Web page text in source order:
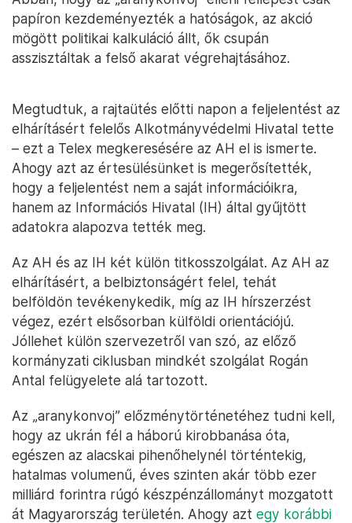
papíron kezdeményezték a hatóságok, az akció
mögött politikai kalkuláció állt, ők csupán
asszisztáltak a felső akarat végrehajtásához.
Megtudtuk, a rajtaütés előtti napon a feljelentést az
elhárításért felelős Alkotmányvédelmi Hivatal tette
– ezt a Telex megkeresésére az AH el is ismerte.
Ahogy azt az értesülésünket is megerősítették,
hogy a feljelentést nem a saját információikra,
hanem az Információs Hivatal (IH) által gyűjtött
adatokra alapozva tették meg.
Az AH és az IH két külön titkosszolgálat. Az AH az
elhárításért, a belbiztonságért felel, tehát
belföldön tevékenykedik, míg az IH hírszerzést
végez, ezért elsősorban külföldi orientációjú.
Jóllehet külön szervezetről van szó, az előző
kormányzati ciklusban mindkét szolgálat Rogán
Antal felügyelete alá tartozott.
Az „aranykonvoj” előzménytörténetéhez tudni kell,
hogy az ukrán fél a háború kirobbanása óta,
egészen az alacskai pihenőhelynél történtekig,
hatalmas volumenű, éves szinten akár több ezer
milliárd forintra rúgó készpénzállományt mozgatott
át Magyarország területén. Ahogy azt egy korábbi